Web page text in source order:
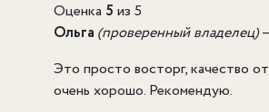
Оценка 5 из 5
Ольга (проверенный владелец)–
Это просто восторг, качество
очень хорошо. Рекомендую.